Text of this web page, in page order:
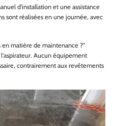
d'installation et une assistance
sont réalisées en une journée, avec
en matière de maintenance ?"
Aucun équipement
contrairement aux revêtements